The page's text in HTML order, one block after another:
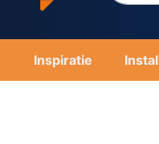
Inspiratie